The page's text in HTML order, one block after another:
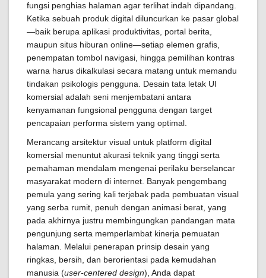
fungsi penghias halaman agar terlihat indah dipandang.
Ketika sebuah produk digital diluncurkan ke pasar global
—baik berupa aplikasi produktivitas, portal berita,
maupun situs hiburan online—setiap elemen grafis,
penempatan tombol navigasi, hingga pemilihan kontras
warna harus dikalkulasi secara matang untuk memandu
tindakan psikologis pengguna. Desain tata letak UI
komersial adalah seni menjembatani antara
kenyamanan fungsional pengguna dengan target
pencapaian performa sistem yang optimal.
Merancang arsitektur visual untuk platform digital
komersial menuntut akurasi teknik yang tinggi serta
pemahaman mendalam mengenai perilaku berselancar
masyarakat modern di internet. Banyak pengembang
pemula yang sering kali terjebak pada pembuatan visual
yang serba rumit, penuh dengan animasi berat, yang
pada akhirnya justru membingungkan pandangan mata
pengunjung serta memperlambat kinerja pemuatan
halaman. Melalui penerapan prinsip desain yang
ringkas, bersih, dan berorientasi pada kemudahan
manusia (user-centered design), Anda dapat